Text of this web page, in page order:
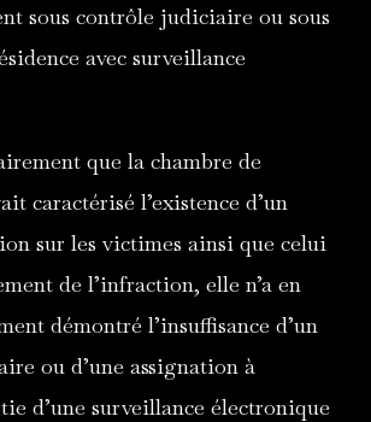
sous contrôle judiciaire ou sous
avec surveillance
que la chambre de
caractérisé l’existence d’un
sur les victimes ainsi que celui
de l’infraction, elle n’a en
démontré l’insuffisance d’un
ou d’une assignation à
d’une surveillance électronique